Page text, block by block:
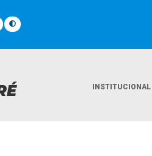
INSTITUCIONAL